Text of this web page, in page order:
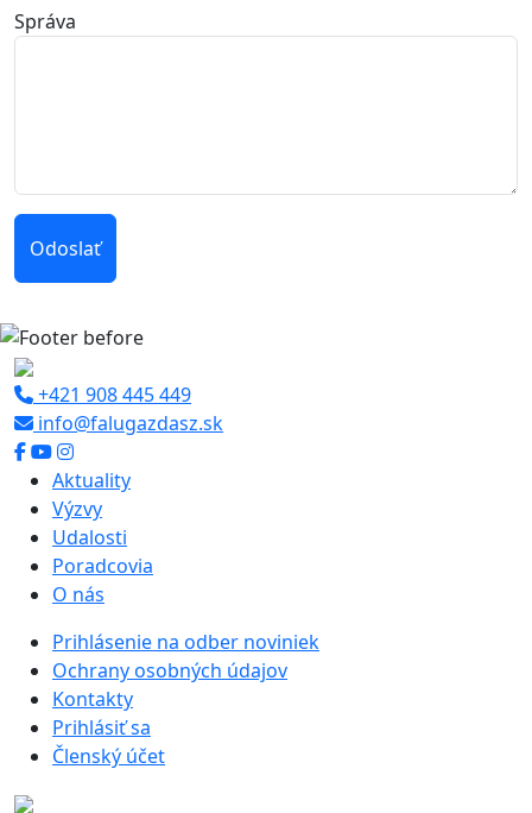
Správa
Odoslať
+421 908 445 449
info@falugazdasz.sk
Aktuality
Výzvy
Udalosti
Poradcovia
O nás
Prihlásenie na odber noviniek
Ochrany osobných údajov
Kontakty
Prihlásiť sa
Členský účet